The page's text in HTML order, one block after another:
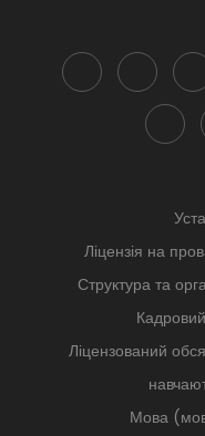
Ліцензія на
Структура та
Ліцензований
Мова